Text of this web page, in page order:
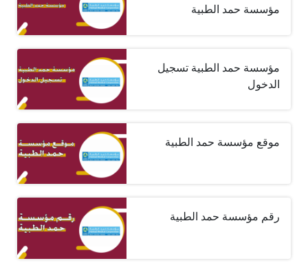
مؤسسة حمد الطبية
مؤسسة حمد الطبية تسجيل
الدخول
موقع مؤسسة حمد الطبية
رقم مؤسسة حمد الطبية